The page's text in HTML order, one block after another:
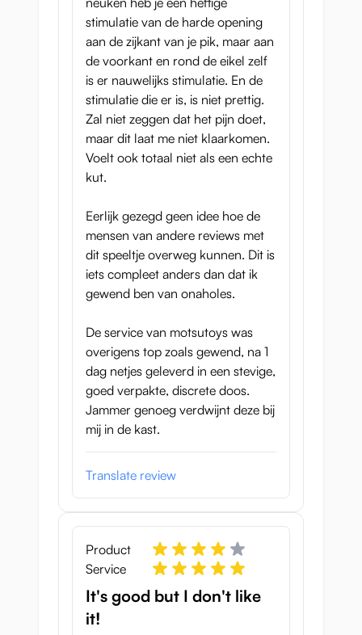
stimulatie van de harde opening
aan de zijkant van je pik, maar aan
de voorkant en rond de eikel zelf
is er nauwelijks stimulatie. En de
stimulatie die er is, is niet prettig.
Zal niet zeggen dat het pijn doet,
maar dit laat me niet klaarkomen.
Voelt ook totaal niet als een echte
kut.
Eerlijk gezegd geen idee hoe de
mensen van andere reviews met
dit speeltje overweg kunnen. Dit is
iets compleet anders dan dat ik
gewend ben van onaholes.
De service van motsutoys was
overigens top zoals gewend, na 1
dag netjes geleverd in een stevige,
goed verpakte, discrete doos.
Jammer genoeg verdwijnt deze bij
mij in de kast.
Translate review
Product
Service
It's good but I don't like
it!